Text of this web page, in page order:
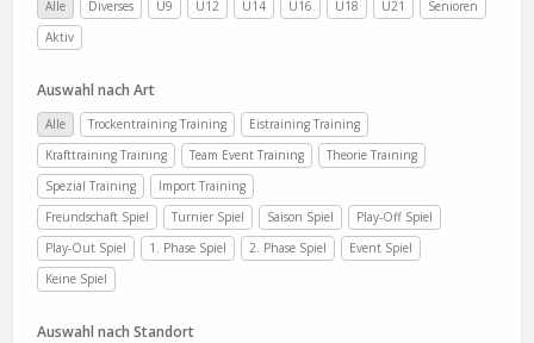
Alle Diverses U9 U12 U14 U16 U18 U21
Senioren
Aktiv
Auswahl nach Art
Alle Trockentraining Training
Eistraining Training
Krafttraining Training
Team Event Training
Theorie Training
Spezial Training
Import Training
Freundschaft Spiel
Turnier Spiel Saison Spiel
Play-Off Spiel
Play-Out Spiel
1. Phase Spiel 2. Phase Spiel
Event Spiel
Keine Spiel
Auswahl nach Standort